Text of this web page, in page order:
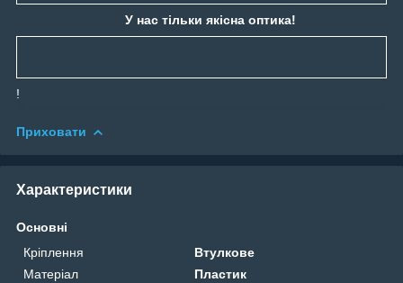
У нас тільки якісна оптика!
!
Приховати
Характеристики
Основні
Кріплення
Втулкове
Матеріал
Пластик